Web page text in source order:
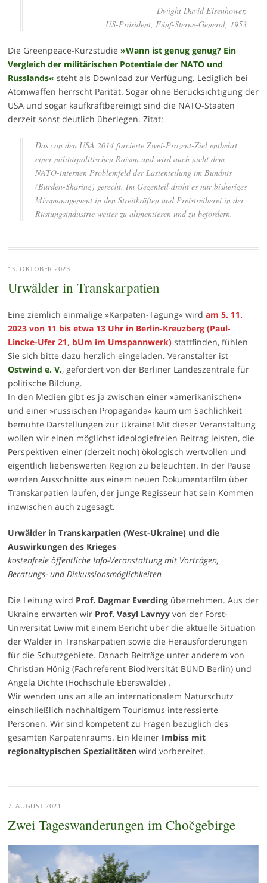
Dwight David Eisenhower,
US-Präsident, Fünf-Sterne-General, 1953
Die Greenpeace-Kurzstudie »Wann ist genug genug? Ein
Vergleich der militärischen Potentiale der NATO und
Russlands« steht als Download zur Verfügung. Lediglich bei
Atomwaffen herrscht Parität. Sogar ohne Berücksichtigung der
USA und sogar kaufkraftbereinigt sind die NATO-Staaten
derzeit sonst deutlich überlegen. Zitat:
Das von den USA 2014 forcierte Zwei-Prozent-Ziel entbehrt
einer militärpolitischen Raison und wird auch nicht dem
NATO-internen Problemfeld der Lastenteilung im Bündnis
(Burden-Sharing) gerecht. Im Gegenteil droht es nur bisheriges
Missmanagement in den Streitkräften und Preistreiberei in der
Rüstungsindustrie weiter zu alimentieren und zu befördern.
13. OKTOBER 2023
Urwälder in Transkarpatien
Eine ziemlich einmalige »Karpaten-Tagung« wird am 5. 11.
2023 von 11 bis etwa 13 Uhr in Berlin-Kreuzberg (Paul-
Lincke-Ufer 21, bUm im Umspannwerk)stattfinden, fühlen
Sie sich bitte dazu herzlich eingeladen. Veranstalter ist
Ostwind e. V., gefördert von der Berliner Landeszentrale für
politische Bildung.
In den Medien gibt es ja zwischen einer »amerikanischen«
und einer »russischen Propaganda« kaum um Sachlichkeit
bemühte Darstellungen zur Ukraine! Mit dieser Veranstaltung
wollen wir einen möglichst ideologiefreien Beitrag leisten, die
Perspektiven einer (derzeit noch) ökologisch wertvollen und
eigentlich liebenswerten Region zu beleuchten. In der Pause
werden Ausschnitte aus einem neuen Dokumentarfilm über
Transkarpatien laufen, der junge Regisseur hat sein Kommen
inzwischen auch zugesagt.
Urwälder in Transkarpatien (West-Ukraine) und die
Auswirkungen des Krieges
kostenfreie öffentliche Info-Veranstaltung mit Vorträgen,
Beratungs- und Diskussionsmöglichkeiten
Die Leitung wird Prof. Dagmar Everdingübernehmen. Aus der
Ukraine erwarten wir Prof. Vasyl Lavnyyvon der Forst-
Universität Lwiw mit einem Bericht über die aktuelle Situation
der Wälder in Transkarpatien sowie die Herausforderungen
für die Schutzgebiete. Danach Beiträge unter anderem von
Christian Hönig (Fachreferent Biodiversität BUND Berlin) und
Angela Dichte (Hochschule Eberswalde) .
Wir wenden uns an alle an internationalem Naturschutz
einschließlich nachhaltigem Tourismus interessierte
Personen. Wir sind kompetent zu Fragen bezüglich des
gesamten Karpatenraums. Ein kleiner Imbiss mit
regionaltypischen Spezialitätenwird vorbereitet.
7. AUGUST 2021
Zwei Tageswanderungen im Chočgebirge